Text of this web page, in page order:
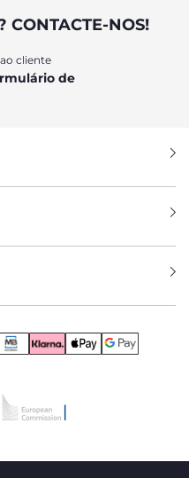
CONTACTE-NOS!
cliente
de